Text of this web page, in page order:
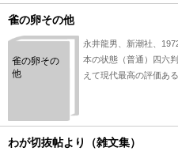
雀の卵その他
雀の卵その
他
永井龍男、新潮社、
本の状態（普通）四六
えて現代最高の評価あ
わが切抜帖より（雑文集）